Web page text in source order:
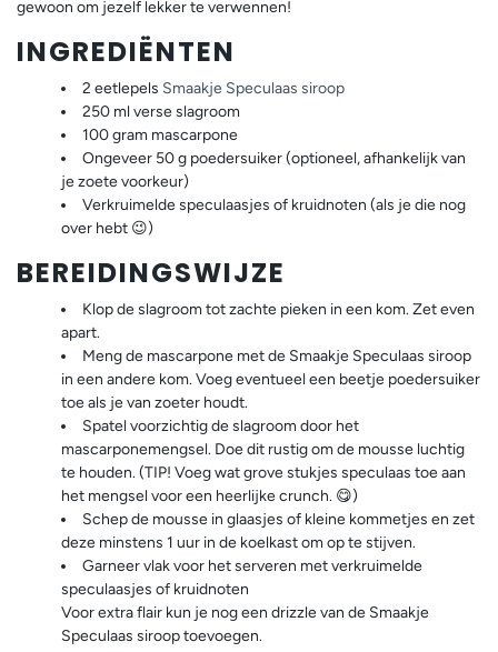
gewoon om jezelf lekker te verwennen!
INGREDIËNTEN
2 eetlepels Smaakje Speculaas siroop
250 ml verse slagroom
100 gram mascarpone
Ongeveer 50 g poedersuiker (optioneel, afhankelijk van
je zoete voorkeur)
Verkruimelde speculaasjes of kruidnoten (als je die nog
over hebt 😉)
BEREIDINGSWIJZE
Klop de slagroom tot zachte pieken in een kom. Zet even
apart.
Meng de mascarpone met de Smaakje Speculaas siroop
in een andere kom. Voeg eventueel een beetje poedersuiker
toe als je van zoeter houdt.
Spatel voorzichtig de slagroom door het
mascarponemengsel. Doe dit rustig om de mousse luchtig
te houden. (TIP! Voeg wat grove stukjes speculaas toe aan
het mengsel voor een heerlijke crunch. 😋)
Schep de mousse in glaasjes of kleine kommetjes en zet
deze minstens 1 uur in de koelkast om op te stijven.
Garneer vlak voor het serveren met verkruimelde
speculaasjes of kruidnoten
Voor extra flair kun je nog een drizzle van de Smaakje
Speculaas siroop toevoegen.